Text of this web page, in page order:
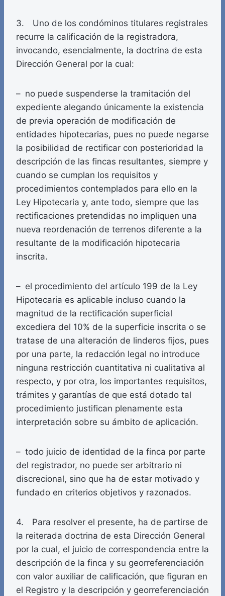
3. Uno de los condóminos titulares registrales
recurre la calificación de la registradora,
invocando, esencialmente, la doctrina de esta
Dirección General por la cual:
– no puede suspenderse la tramitación del
expediente alegando únicamente la existencia
de previa operación de modificación de
entidades hipotecarias, pues no puede negarse
la posibilidad de rectificar con posterioridad la
descripción de las fincas resultantes, siempre y
cuando se cumplan los requisitos y
procedimientos contemplados para ello en la
Ley Hipotecaria y, ante todo, siempre que las
rectificaciones pretendidas no impliquen una
nueva reordenación de terrenos diferente a la
resultante de la modificación hipotecaria
inscrita.
– el procedimiento del artículo 199 de la Ley
Hipotecaria es aplicable incluso cuando la
magnitud de la rectificación superficial
excediera del 10% de la superficie inscrita o se
tratase de una alteración de linderos fijos, pues
por una parte, la redacción legal no introduce
ninguna restricción cuantitativa ni cualitativa al
respecto, y por otra, los importantes requisitos,
trámites y garantías de que está dotado tal
procedimiento justifican plenamente esta
interpretación sobre su ámbito de aplicación.
– todo juicio de identidad de la finca por parte
del registrador, no puede ser arbitrario ni
discrecional, sino que ha de estar motivado y
fundado en criterios objetivos y razonados.
4. Para resolver el presente, ha de partirse de
la reiterada doctrina de esta Dirección General
por la cual, el juicio de correspondencia entre la
descripción de la finca y su georreferenciación
con valor auxiliar de calificación, que figuran en
el Registro y la descripción y georreferenciación